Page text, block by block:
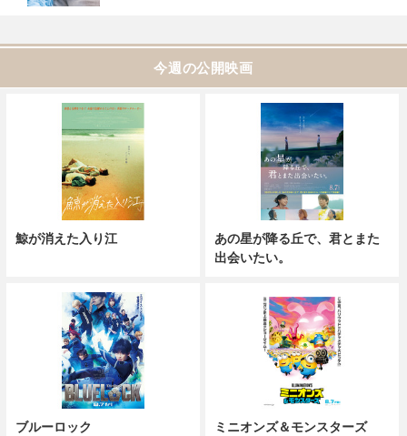
今週の公開映画
鯨が消えた入り江
あの星が降る丘で、君とまた
出会いたい。
ブルーロック ミニオンズ＆モンスターズ